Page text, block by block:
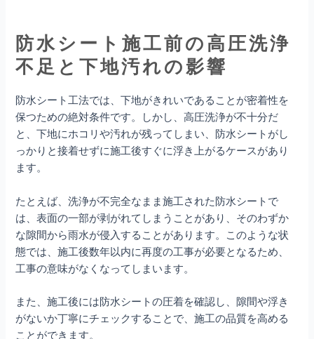
防水シート施工前の高圧洗浄
不足と下地汚れの影響
防水シート工法では、下地がきれいであることが密着性を
保つための絶対条件です。しかし、高圧洗浄が不十分だ
と、下地にホコリや汚れが残ってしまい、防水シートがし
っかりと接着せずに施工後すぐに浮き上がるケースがあり
ます。
たとえば、洗浄が不完全なまま施工された防水シートで
は、表面の一部が剥がれてしまうことがあり、そのわずか
な隙間から雨水が侵入することがあります。このような状
態では、施工後数年以内に再度の工事が必要となるため、
工事の意味がなくなってしまいます。
また、施工後には防水シートの圧着を確認し、隙間や浮き
がないか丁寧にチェックすることで、施工の品質を高める
ことができます。